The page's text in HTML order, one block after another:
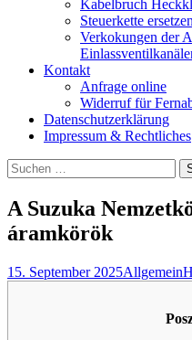
Kabelbruch
Steuerkette
Verkokungen der
Kontakt
Anfrage online
Widerruf für
Datenschutzerklärung
Impressum & Rechtliches
Suchen
nach:
A Suzuka
áramkörök
15. September 2025Allgemein